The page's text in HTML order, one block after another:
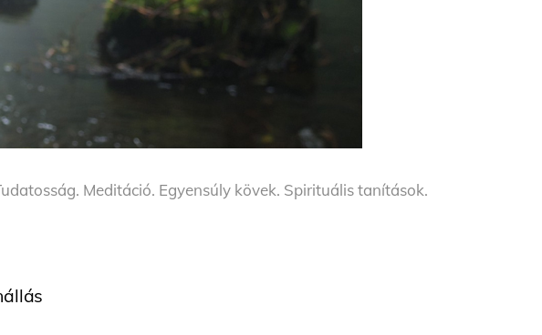
Meditáció. Egyensúly kövek. Spirituális tanítások.